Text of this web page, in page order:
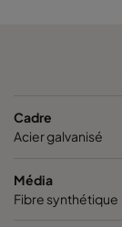
Cadre
Acier galvanisé
Média
Fibre synthétique